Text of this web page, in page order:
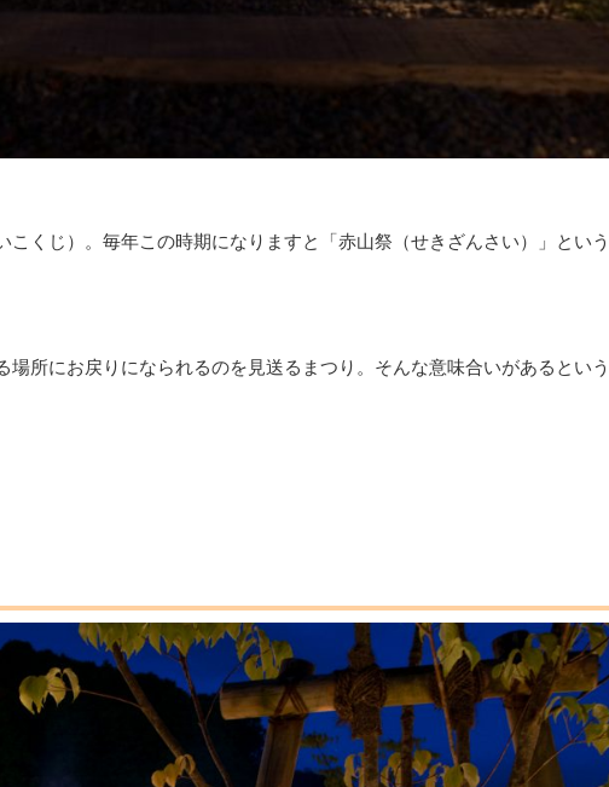
くじ）。毎年この時期になりますと「赤山祭（せきざんさい）」とい
所にお戻りになられるのを見送るまつり。そんな意味合いがあるとい